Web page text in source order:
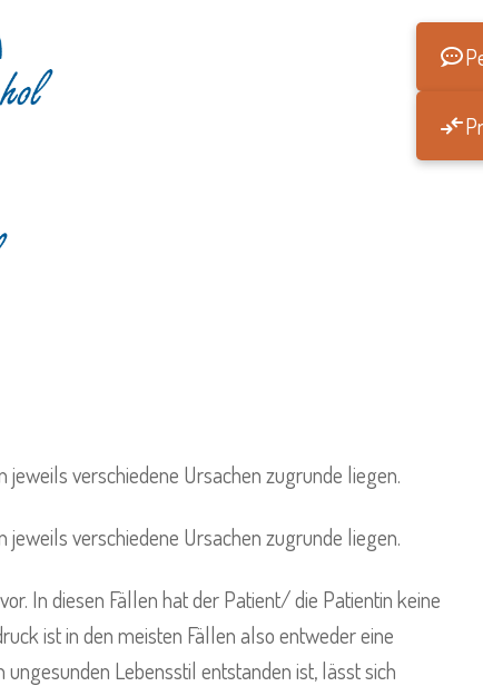
verschiedene Ursachen zugrunde liegen.
verschiedene Ursachen zugrunde liegen.
In diesen Fällen hat der Patient/ die Patientin keine
ist in den meisten Fällen also entweder eine
Lebensstil entstanden ist, lässt sich